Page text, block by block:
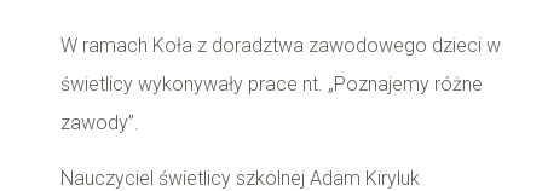
W ramach Koła z doradztwa zawodowego dzieci w
świetlicy wykonywały prace nt. „Poznajemy różne
zawody”.
Nauczyciel świetlicy szkolnej Adam Kiryluk